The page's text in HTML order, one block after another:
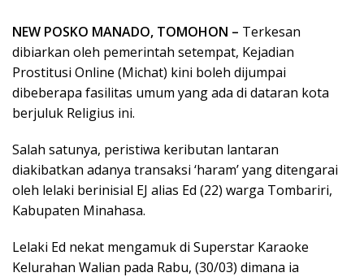
NEW POSKO MANADO, TOMOHON – Terkesan
dibiarkan oleh pemerintah setempat, Kejadian
Prostitusi Online (Michat) kini boleh dijumpai
dibeberapa fasilitas umum yang ada di dataran kota
berjuluk Religius ini.
Salah satunya, peristiwa keributan lantaran
diakibatkan adanya transaksi ‘haram’ yang ditengarai
oleh lelaki berinisial EJ alias Ed (22) warga Tombariri,
Kabupaten Minahasa.
Lelaki Ed nekat mengamuk di Superstar Karaoke
Kelurahan Walian pada Rabu, (30/03) dimana ia